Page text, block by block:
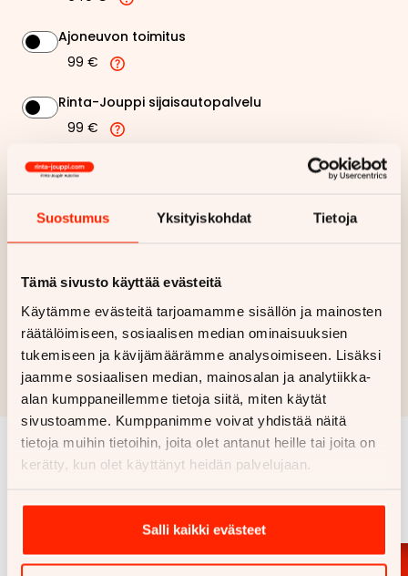
Suostumus Yksityiskohdat Tietoja
Tämä sivusto käyttää evästeitä
Käytämme evästeitä tarjoamamme sisällön ja mainosten
räätälöimiseen, sosiaalisen median ominaisuuksien
tukemiseen ja kävijämäärämme analysoimiseen. Lisäksi
jaamme sosiaalisen median, mainosalan ja analytiikka-
alan kumppaneillemme tietoja siitä, miten käytät
sivustoamme. Kumppanimme voivat yhdistää näitä
tietoja muihin tietoihin, joita olet antanut heille tai joita on
kerätty, kun olet käyttänyt heidän palvelujaan.
Salli kaikki evästeet
Ajoneuvon toimitus
99 €
Rinta-Jouppi sijaisautopalvelu
99 €
Näytähintaerittely
Haluan myös tarjouksen vakuutuksesta
Hae rahoitustarjous
Rahoituslaskelma on suuntaa antava ja edellyttää hyväksytyn
luottopäätöksen ja kaskovakuutuksen.
Samankaltaisia ajoneuvoja
Katso kaikki